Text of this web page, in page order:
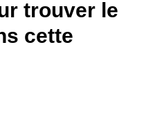
trouver le
cette